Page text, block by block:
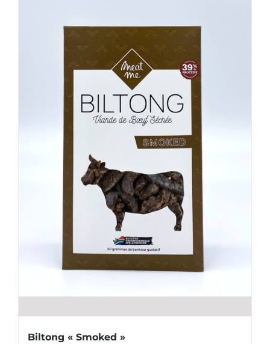
Biltong « Smoked »